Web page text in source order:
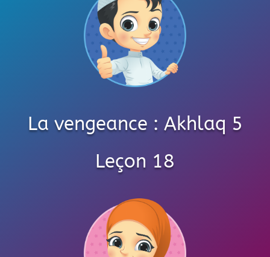
La vengeance : Akhlaq 5
Leçon 18